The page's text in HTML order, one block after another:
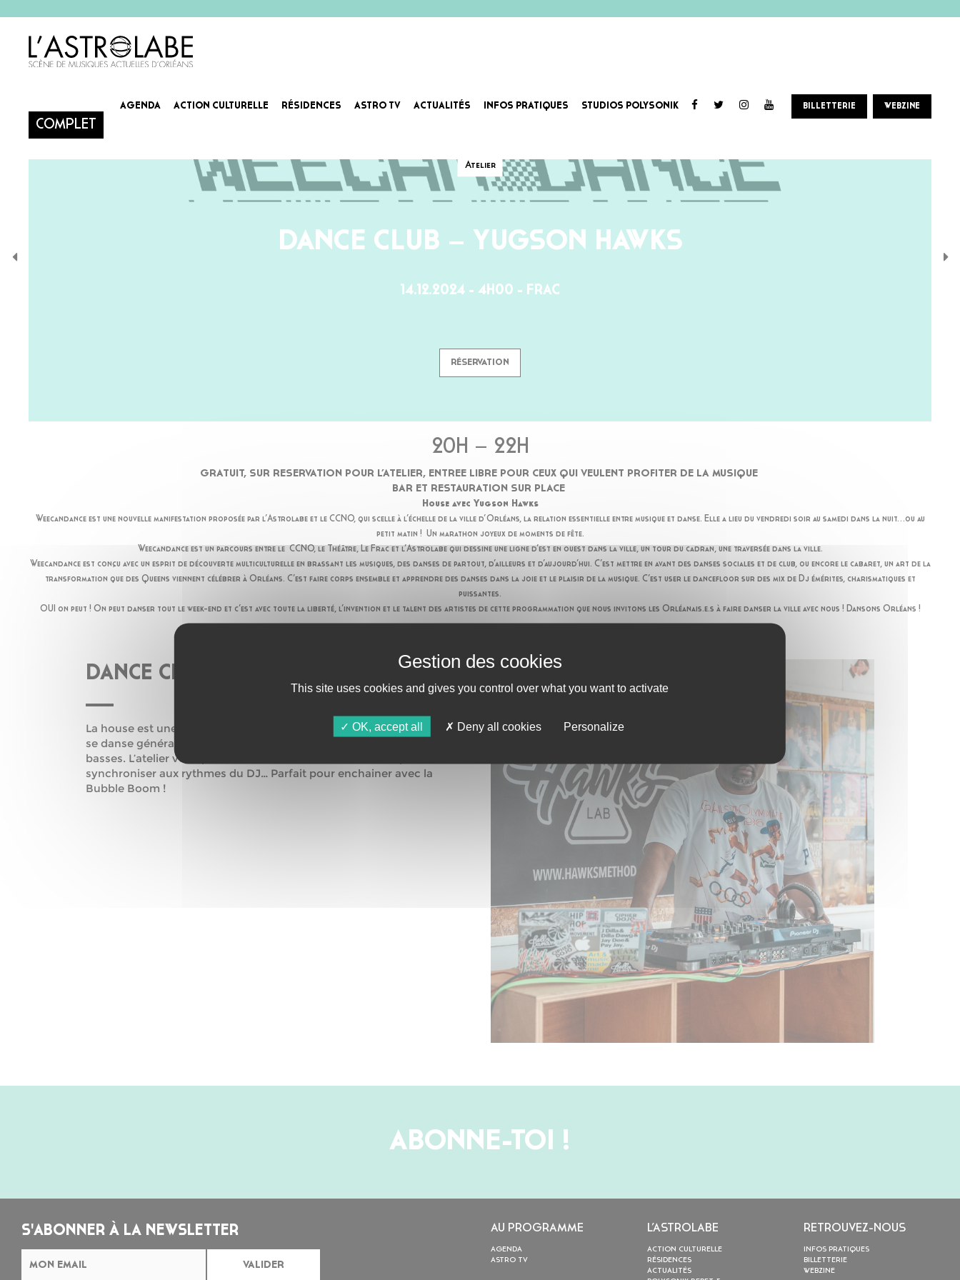
AGENDA ACTION CULTURELLE RÉSIDENCES ASTRO TV ACTUALITÉS INFOS PRATIQUES STUDIOS POLYSONIK BILLETTERIE WEBZINE
COMPLET
Atelier
DANCE CLUB – YUGSON HAWKS
14.12.2024 - 4H00 - FRAC
RÉSERVATION
20H – 22H
GRATUIT, SUR RESERVATION POUR L’ATELIER, ENTREE LIBRE POUR CEUX QUI VEULENT PROFITER DE LA MUSIQUE
BAR ET RESTAURATION SUR PLACE
House avec Yugson Hawks
Weecandance est une nouvelle manifestation proposée par l’Astrolabe et le CCNO, qui scelle à l’échelle de la ville d’Orléans, la relation essentielle entre musique et danse. Elle a lieu du vendredi soir au samedi dans la nuit…ou au
petit matin ! Un marathon joyeux de moments de fête.
Weecandance est un parcours entre le CCNO, le Théâtre, Le Frac et l’Astrolabe qui dessine une ligne d’est en ouest dans la ville, un tour du cadran, une traversée dans la ville.
Weecandance est conçu avec un esprit de découverte multiculturelle en brassant les musiques, des danses de partout, d’ailleurs et d’aujourd’hui. C’est mettre en avant des danses sociales et de club, ou encore le cabaret, un art de la
transformation que des Queens viennent célébrer à Orléans. C’est faire corps ensemble et apprendre des danses dans la joie et le plaisir de la musique. C’est user le dancefloor sur des mix de Dj émérites, charismatiques et
puissantes.
OUI on peut ! On peut danser tout le week-end et c’est avec toute la liberté, l’invention et le talent des artistes de cette programmation que nous invitons les Orléanais.e.s à faire danser la ville avec nous ! Dansons Orléans !
DANCE CLUB – YUGSON HAWKS
La house est une danse de rue freestyle. Plus légère que le hip hop, elle
se danse généralement sur de la musique électronique riche en
basses. L’atelier vous permettra de mieux utiliser votre corps et vous
synchroniser aux rythmes du DJ… Parfait pour enchainer avec la
Bubble Boom !
ABONNE-TOI !
S'ABONNER À LA NEWSLETTER AU PROGRAMME
AGENDA
ASTRO TV
L’ASTROLABE
ACTION CULTURELLE
RÉSIDENCES
ACTUALITÉS
RETROUVEZ-NOUS
INFOS PRATIQUES
BILLETTERIE
WEBZINE
This site uses cookies and gives you control over what you want to activate
OK, accept all Deny all cookies Personalize